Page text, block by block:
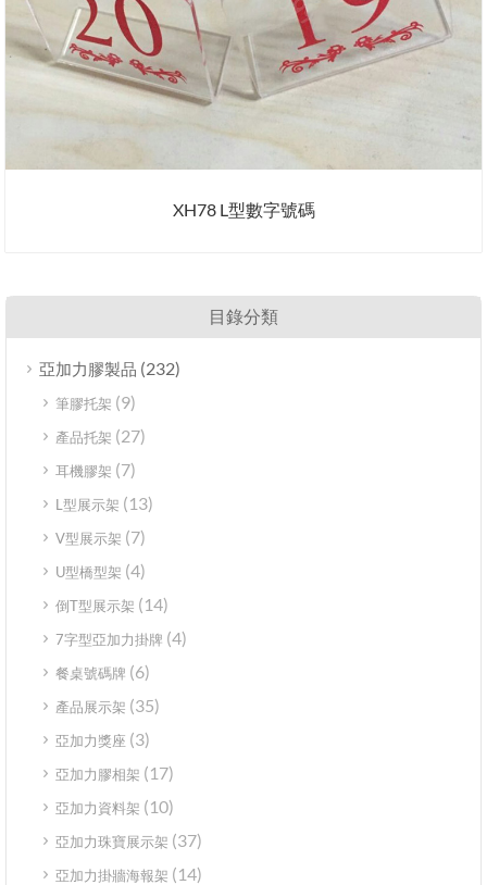
XH78 L型數字號碼
目錄分類
亞加力膠製品 (232)
筆膠托架 (9)
產品托架 (27)
耳機膠架 (7)
L型展示架 (13)
V型展示架 (7)
U型橋型架 (4)
倒T型展示架 (14)
7字型亞加力掛牌 (4)
餐桌號碼牌 (6)
產品展示架 (35)
亞加力獎座 (3)
亞加力膠相架 (17)
亞加力資料架 (10)
亞加力珠寶展示架 (37)
亞加力掛牆海報架 (14)